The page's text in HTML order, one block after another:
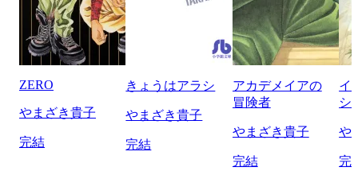
ZERO
やまざき貴子
完結
きょうはアラシ
やまざき貴子
完結
アカデメイアの
冒険者
やまざき貴子
完結
イ
シ
や
完